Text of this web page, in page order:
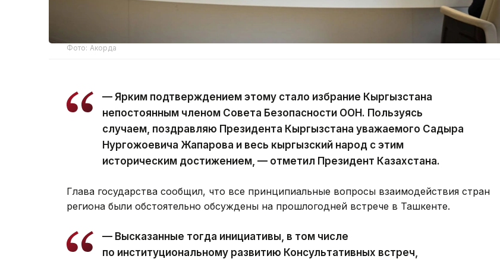
Фото: Акорда
— Ярким подтверждением этому стало избрание Кыргызстана
непостоянным членом Совета Безопасности ООН. Пользуясь
случаем, поздравляю Президента Кыргызстана уважаемого Садыра
Нургожоевича Жапарова и весь кыргызский народ с этим
историческим достижением, — отметил Президент Казахстана.
Глава государства сообщил, что все принципиальные вопросы взаимодействия стран
региона были обстоятельно обсуждены на прошлогодней встрече в Ташкенте.
— Высказанные тогда инициативы, в том числе
по институциональному развитию Консультативных встреч,